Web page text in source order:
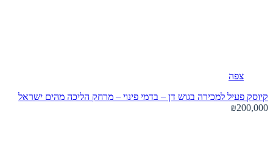
צפה
קיוסק פעיל למכירה בגוש דן – בדמי פינוי – מרחק הליכה מהים ישראל
₪200,000